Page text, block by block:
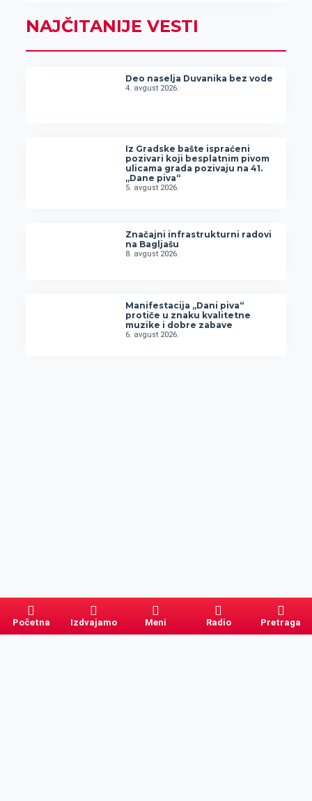
NAJČITANIJE VESTI
Deo naselja Duvanika bez vode
4. avgust 2026.
Iz Gradske bašte ispraćeni
pozivari koji besplatnim pivom
ulicama grada pozivaju na 41.
„Dane piva“
5. avgust 2026.
Značajni infrastrukturni radovi
na Bagljašu
8. avgust 2026.
Manifestacija „Dani piva“
protiče u znaku kvalitetne
muzike i dobre zabave
6. avgust 2026.
Početna Izdvajamo Meni Radio Pretraga